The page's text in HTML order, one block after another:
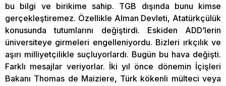
bu bilgi ve birikime sahip. TGB dışında bunu kimse
gerçekleştiremez. Özellikle Alman Devleti, Atatürkçülük
konusunda tutumlarını değiştirdi. Eskiden ADD’lerin
üniversiteye girmeleri engelleniyordu. Bizleri ırkçılık ve
aşırı milliyetçilikle suçluyorlardı. Bugün bu hava değişti.
Farklı mesajlar veriyorlar. İki yıl önce dönemin İçişleri
Bakanı Thomas de Maiziere, Türk kökenli mülteci veya